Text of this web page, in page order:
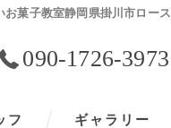
お菓子教室静岡県掛川市ロ
090-1726-3973
フ ギャラリー